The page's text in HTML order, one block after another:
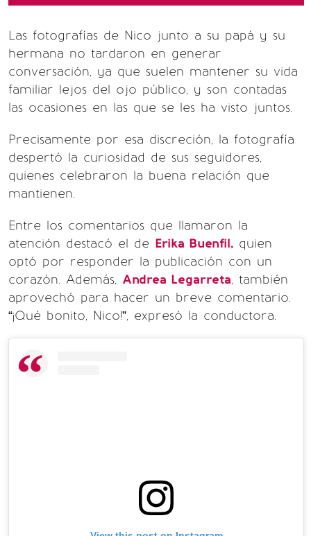
Las fotografías de Nico junto a su papá y su
hermana no tardaron en generar
conversación, ya que suelen mantener su vida
familiar lejos del ojo público, y son contadas
las ocasiones en las que se les ha visto juntos.
Precisamente por esa discreción, la fotografía
despertó la curiosidad de sus seguidores,
quienes celebraron la buena relación que
mantienen.
Entre los comentarios que llamaron la
atención destacó el de Erika Buenfil, quien
optó por responder la publicación con un
corazón. Además, Andrea Legarreta, también
aprovechó para hacer un breve comentario.
“¡Qué bonito, Nico!”, expresó la conductora.